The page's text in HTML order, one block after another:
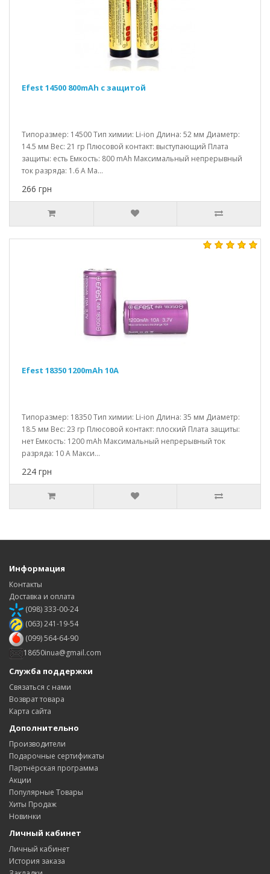
Efest 14500 800mAh с защитой
Типоразмер: 14500 Тип химии: Li-ion Длина: 52 мм Диаметр:
14.5 мм Вес: 21 гр Плюсовой контакт: выступающий Плата
защиты: есть Емкость: 800 mAh Максимальный непрерывный
ток разряда: 1.6 A Ма...
266 грн
Efest 18350 1200mAh 10A
Типоразмер: 18350 Тип химии: Li-ion Длина: 35 мм Диаметр:
18.5 мм Вес: 23 гр Плюсовой контакт: плоский Плата защиты:
нет Емкость: 1200 mAh Максимальный непрерывный ток
разряда: 10 A Макси...
224 грн
Информация
Контакты
Доставка и оплата
(098) 333-00-24
(063) 241-19-54
(099) 564-64-90
18650inua@gmail.com
Служба поддержки
Связаться с нами
Возврат товара
Карта сайта
Дополнительно
Производители
Подарочные сертификаты
Партнёрская программа
Акции
Популярные Товары
Хиты Продаж
Новинки
Личный кабинет
Личный кабинет
История заказа